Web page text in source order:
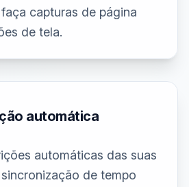
capturas de página
de tela.
automática
automáticas das suas
de tempo